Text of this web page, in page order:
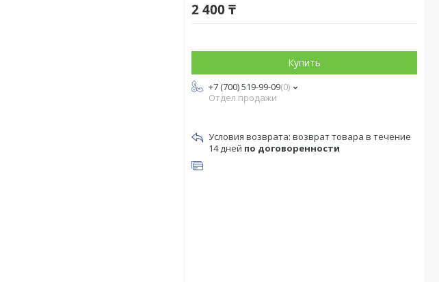
2 400 ₸
Купить
+7 (700) 519-99-09 0
Отдел продажи
возврат товара в течение
14 дней по договоренности